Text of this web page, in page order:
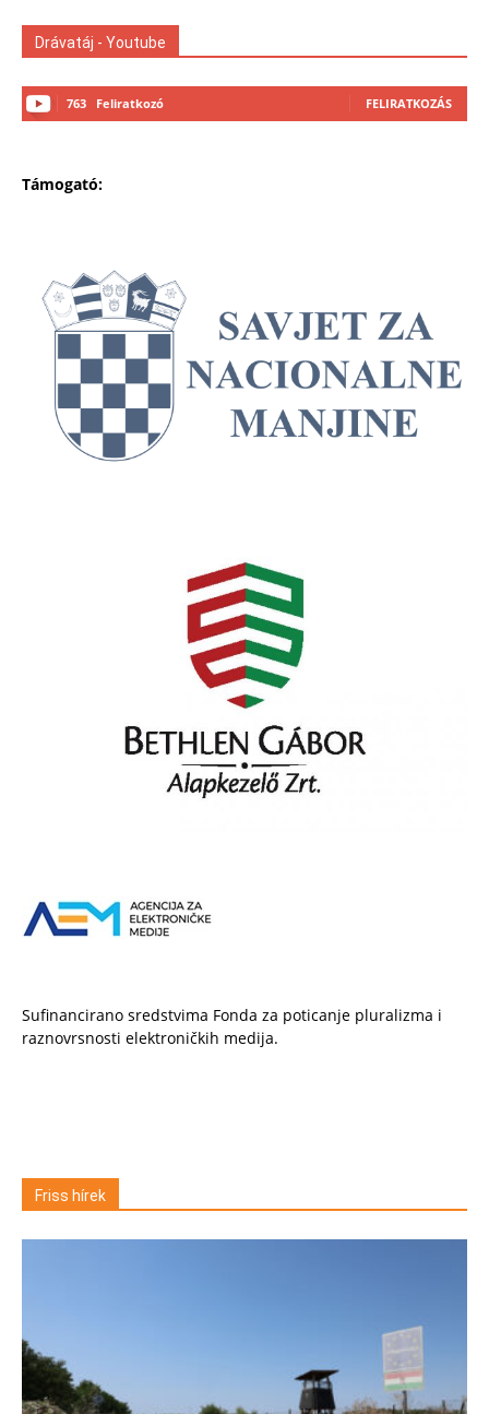
Drávatáj - Youtube
763 Feliratkozó FELIRATKOZÁS
Támogató:
Sufinancirano sredstvima Fonda za poticanje pluralizma i
raznovrsnosti elektroničkih medija.
Friss hírek